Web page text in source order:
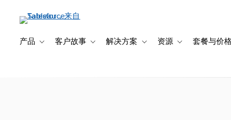
产品 Toggle sub-navigation for 产品
客户故事 Toggle sub-navigation for 客户故事
解决方案 Toggle sub-navigation for 解决
资源 Toggle sub-
套餐与价格